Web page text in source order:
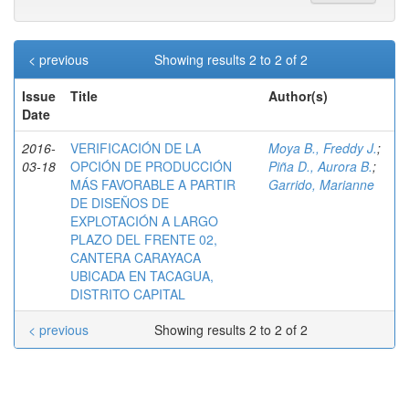
Showing results 2 to 2 of 2
< previous
Issue
Date
Title Author(s)
2016-
03-18
VERIFICACIÓN DE LA
OPCIÓN DE PRODUCCIÓN
MÁS FAVORABLE A PARTIR
DE DISEÑOS DE
EXPLOTACIÓN A LARGO
PLAZO DEL FRENTE 02,
CANTERA CARAYACA
UBICADA EN TACAGUA,
DISTRITO CAPITAL
Moya B., Freddy J.;
Piña D., Aurora B.;
Garrido, Marianne
Showing results 2 to 2 of 2
< previous